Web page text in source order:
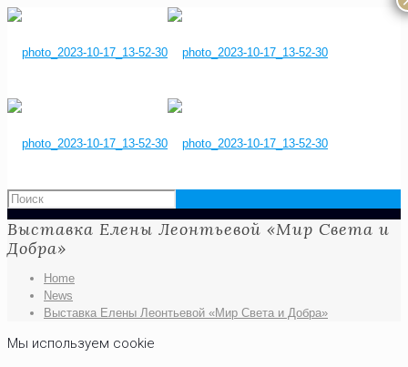
Выставка Елены Леонтьевой «Мир Света и
Добра»
Home
News
Выставка Елены Леонтьевой «Мир Света и Добра»
Мы используем cookie